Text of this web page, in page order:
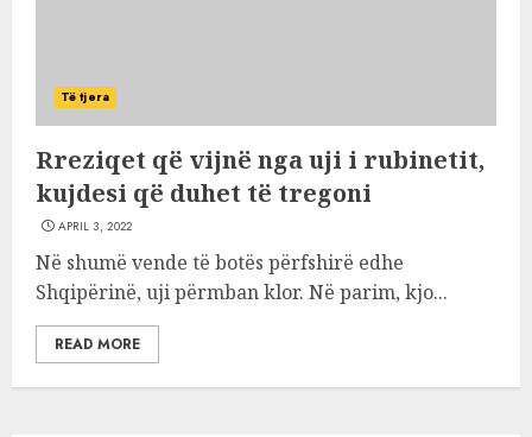
Të tjera
Rreziqet që vijnë nga uji i rubinetit,
kujdesi që duhet të tregoni
APRIL 3, 2022
Në shumë vende të botës përfshirë edhe
Shqipërinë, uji përmban klor. Në parim, kjo...
READ MORE